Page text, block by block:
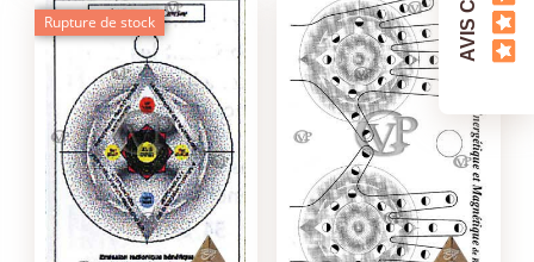
Rupture de stock